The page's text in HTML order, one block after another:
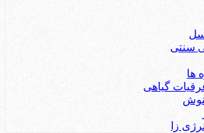
سنتی
ها
گیاهی
زا